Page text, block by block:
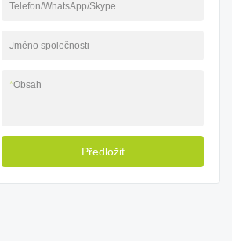
Telefon/WhatsApp/Skype
Jméno společnosti
*Obsah
Předložit